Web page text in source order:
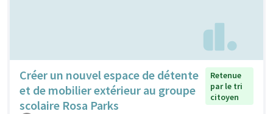
Créer un nouvel espace de détente
et de mobilier extérieur au groupe
scolaire Rosa Parks
Retenue
par le tri
citoyen